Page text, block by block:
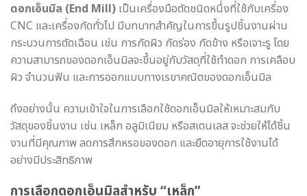
ดอกเอ็นมิล (End Mill) เป็นเครื่องมือตัดชนิดหนึ่งที่ใช้กับเครื่อง
CNC และเครื่องกัดทั่วไป มีบทบาทสำคัญในการขึ้นรูปชิ้นงานผ่าน
กระบวนการตัดเฉือน เช่น การกัดผิว กัดร่อง กัดข้าง หรือเจาะรู โดย
ความสามารถของดอกเอ็นมิลจะขึ้นอยู่กับวัสดุที่ใช้ทำดอก การเคลือบ
ผิว จำนวนฟัน และการออกแบบทางเรขาคณิตของดอกเอ็นมิล
ถึงอย่างนั้น ความเข้าใจในการเลือกใช้ดอกเอ็นมิลให้เหมาะสมกับ
วัสดุของชิ้นงาน เช่น เหล็ก อลูมิเนียม หรือสเตนเลส จะช่วยให้ได้ชิ้น
งานที่มีคุณภาพ ลดการสึกหรอของดอก และยืดอายุการใช้งานได้
อย่างมีประสิทธิภาพ
การเลือกดอกเอ็นมิลสำหรับ “เหล็ก”